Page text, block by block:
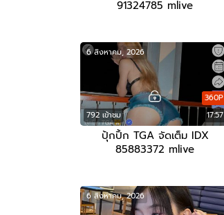
91324785 mlive
792 เข้าชม 17:57
360P
6 สิงหาคม, 2026
ปุ้กปิ้ก TGA จัดเต็ม IDX
85883372 mlive
6 สิงหาคม, 2026